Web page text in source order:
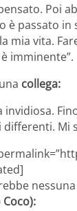
Poi
è passato in
mia vita.
imminente”.
collega:
invidiosa.
Mi